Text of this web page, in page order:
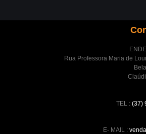
Rua Professora Maria de
TEL :(37)
E- MAIL :